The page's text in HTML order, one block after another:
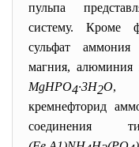
пульпа
систему. Кроме
сульфат аммония
магния, алюминия
MgHPO4·3H2O,
кремнефторид
соединения